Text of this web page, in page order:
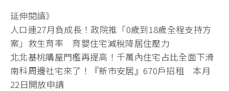
延伸閱讀》
人口連27月負成長！政院推「0歲到18歲全程支持方
案」救生育率 育嬰住宅減稅降居住壓力
北北基桃購屋門檻再提高！千萬內住宅占比全面下滑
南科周邊社宅來了！『新市安居』670戶招租 本月
22日開放申請